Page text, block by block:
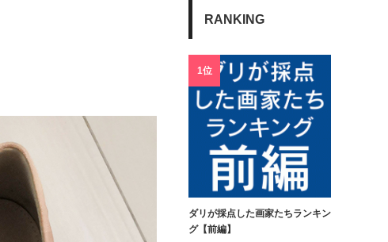
RANKING
1位
ダリが採点した画家たちランキン
グ【前編】